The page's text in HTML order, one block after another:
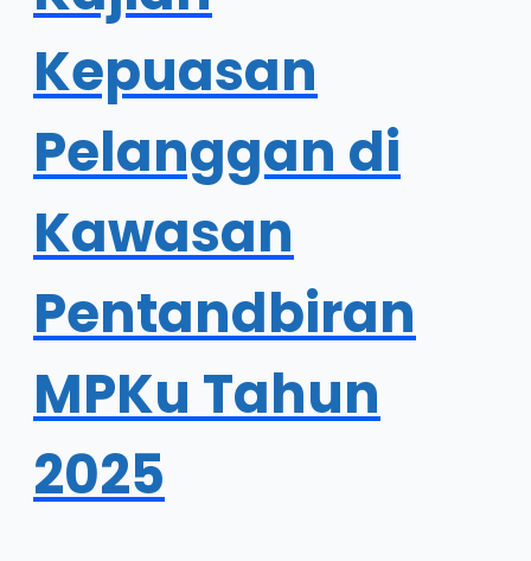
Kepuasan
Pelanggan di
Kawasan
Pentandbiran
MPKu Tahun
2025